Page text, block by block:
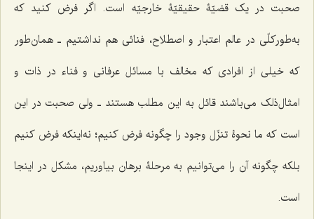
صحبت در یک قضیّۀ حقیقیّۀ خارجیّه است. اگر فرض کنید که
به‌طورکلّی در عالم اعتبار و اصطلاح، فنائی هم نداشتیم ـ همان‌طور
که خیلی از افرادی که مخالف با مسائل عرفانی و فناء در ذات و
امثال‌ذلک می‌باشند قائل به این مطلب هستند ـ ولی صحبت در این
است که ما نحوۀ تنزّل وجود را چگونه فرض کنیم؛ نه‌اینکه فرض کنیم
بلکه چگونه آن را می‌توانیم به مرحلۀ برهان بیاوریم، مشکل در اینجا
است.